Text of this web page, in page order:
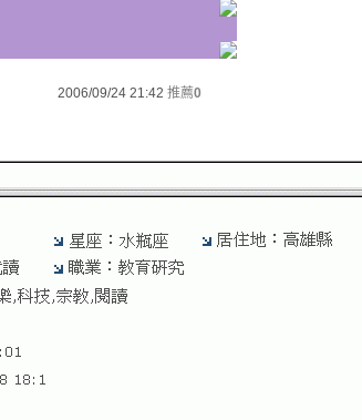
2006/09/24 21:42 推薦0